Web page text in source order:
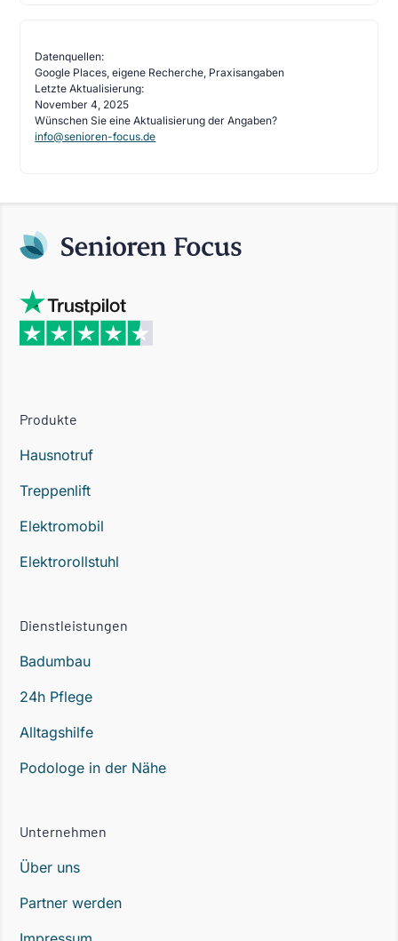
Datenquellen:
Google Places, eigene Recherche, Praxisangaben
Letzte Aktualisierung:
November 4, 2025
Wünschen Sie eine Aktualisierung der Angaben?
info@senioren-focus.de
Produkte
Hausnotruf
Treppenlift
Elektromobil
Elektrorollstuhl
Dienstleistungen
Badumbau
24h Pflege
Alltagshilfe
Podologe in der Nähe
Unternehmen
Über uns
Partner werden